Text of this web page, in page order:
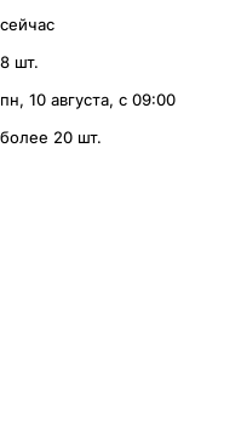
сейчас
8 шт.
пн, 10 августа, с 09:00
более 20 шт.